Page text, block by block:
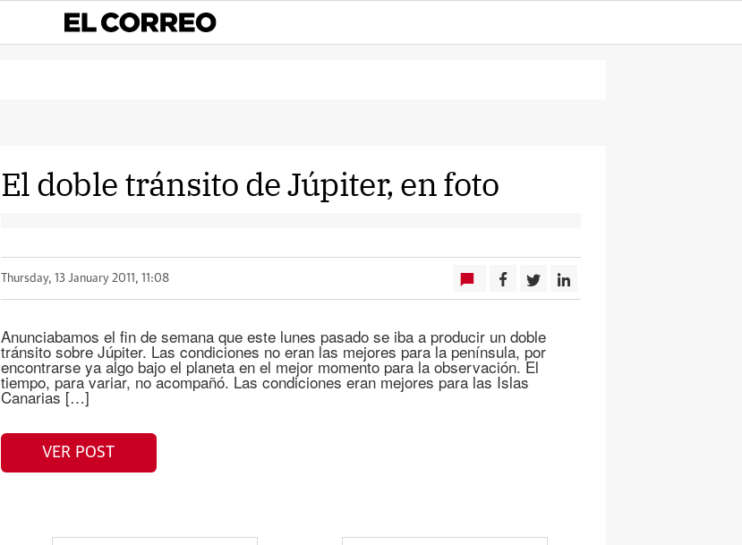
El doble tránsito de Júpiter, en foto
Thursday, 13 January 2011, 11:08
Anunciabamos el fin de semana que este lunes pasado se iba a producir un doble
tránsito sobre Júpiter. Las condiciones no eran las mejores para la península, por
encontrarse ya algo bajo el planeta en el mejor momento para la observación. El
tiempo, para variar, no acompañó. Las condiciones eran mejores para las Islas
Canarias […]
VER POST